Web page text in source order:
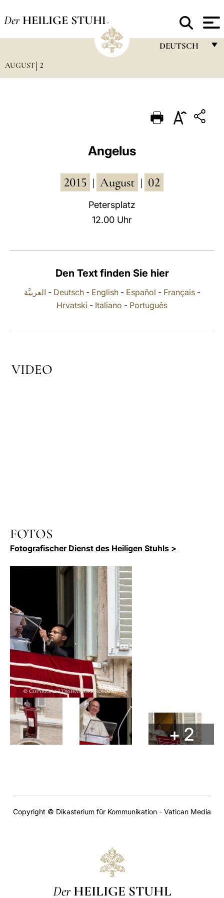
Der HEILIGE STUHL
DEUTSCH
PORTUGUÊS
POLSKI
AUGUST 2
Angelus
2015 August 02
Petersplatz
12.00 Uhr
Den Text finden Sie hier
العربيَّة - Deutsch- English- Español - Français-
Hrvatski - Italiano - Português
VIDEO
FOTOS
Fotografischer Dienst des Heiligen Stuhls >
+ 2
Copyright © Dikasterium für Kommunikation - Vatican Media
Der HEILIGE STUHL